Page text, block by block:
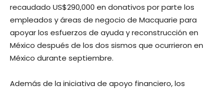
recaudado US$290,000 en donativos por parte los
empleados y áreas de negocio de Macquarie para
apoyar los esfuerzos de ayuda y reconstrucción en
México después de los dos sismos que ocurrieron en
México durante septiembre.
Además de la iniciativa de apoyo financiero, los